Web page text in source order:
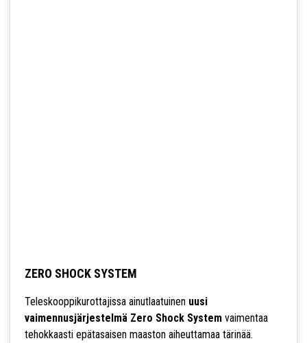
ZERO SHOCK SYSTEM
Teleskooppikurottajissa ainutlaatuinen uusi
vaimennusjärjestelmä Zero Shock Systemvaimentaa
tehokkaasti epätasaisen maaston aiheuttamaa tärinää.